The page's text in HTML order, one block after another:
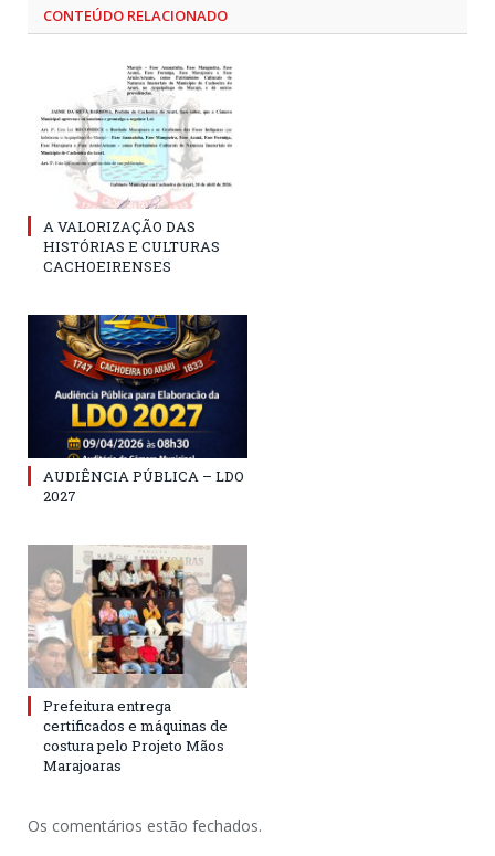
CONTEÚDO RELACIONADO
A VALORIZAÇÃO DAS
HISTÓRIAS E CULTURAS
CACHOEIRENSES
AUDIÊNCIA PÚBLICA – LDO
2027
Prefeitura entrega
certificados e máquinas de
costura pelo Projeto Mãos
Marajoaras
Os comentários estão fechados.